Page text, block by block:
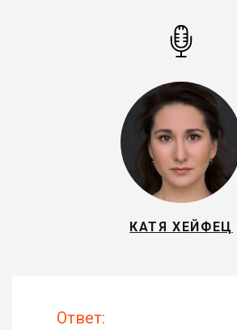
КАТЯ ХЕЙФЕЦ
Ответ: